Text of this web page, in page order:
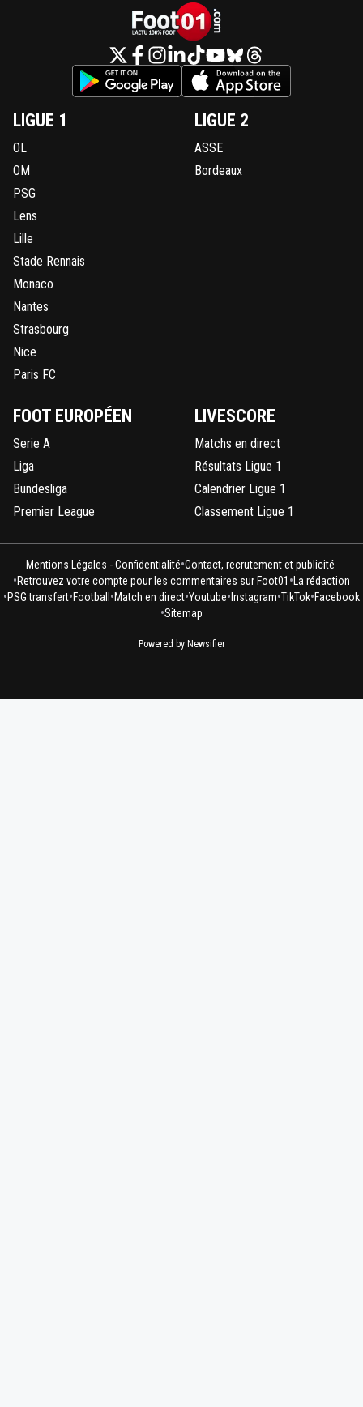
LIGUE 1
OL
OM
PSG
Lens
Lille
Stade Rennais
Monaco
Nantes
Strasbourg
Nice
Paris FC
LIGUE 2
ASSE
Bordeaux
FOOT EUROPÉEN
Serie A
Liga
Bundesliga
Premier League
LIVESCORE
Matchs en direct
Résultats Ligue 1
Calendrier Ligue 1
Classement Ligue 1
Mentions Légales - Confidentialité•Contact, recrutement et publicité
•Retrouvez votre compte pour les commentaires sur Foot01 • La rédaction
•PSG transfert•Football •Match en direct•Youtube• Instagram•TikTok•Facebook
•Sitemap
Powered by Newsifier